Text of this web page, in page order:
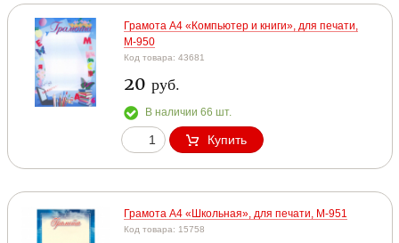
Грамота А4 «Компьютер и книги», для печати,
М-950
Код товара: 43681
20 руб.
В наличии 66 шт.
Купить
Грамота А4 «Школьная», для печати, М-951
Код товара: 15758